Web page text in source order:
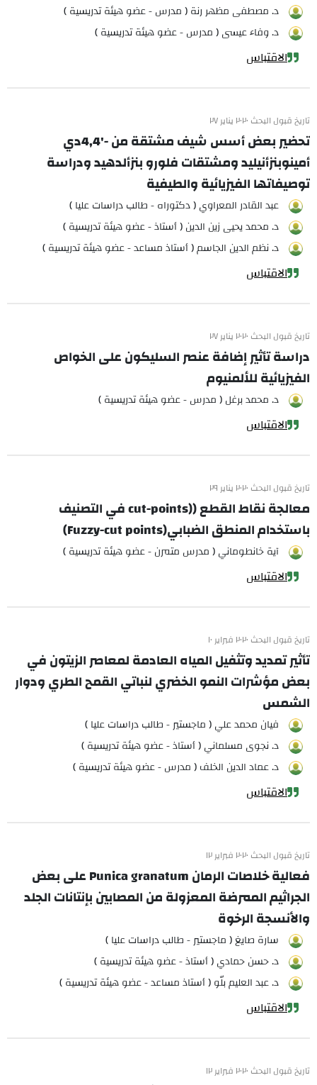
د. مصطفى مظهر رنة ( مدرس - عضو هيئة تدريسية )
د. وفاء عيسى ( مدرس - عضو هيئة تدريسية )
الاقتباس
تاريخ قبول البحث ٢٠٢٠ يناير ٢٧
تحضير بعض أسس شيف مشتقة من -'4,4دي
أمينوبنزأنيليد ومشتقات فلورو بنزألدهيد ودراسة
توصيفاتها الفيزيائية والطيفية
عبد القادر المعراوي ( دكتوراه - طالب دراسات عليا )
د. محمد يحيى زين الدين ( أستاذ - عضو هيئة تدريسية )
د. نظم الدين الجاسم ( أستاذ مساعد - عضو هيئة تدريسية )
الاقتباس
تاريخ قبول البحث ٢٠٢٠ يناير ٢٧
دراسة تأثير إضافة عنصر السليكون على الخواص
الفيزيائية للألمنيوم
د. محمد برغل ( مدرس - عضو هيئة تدريسية )
الاقتباس
تاريخ قبول البحث ٢٠٢٠ يناير ٢٩
معالجة نقاط القطع ((cut-points في التصنيف
باستخدام المنطق الضبابي(Fuzzy-cut points)
آية خانطوماني ( مدرس متمرن - عضو هيئة تدريسية )
الاقتباس
تاريخ قبول البحث ٢٠٢٠ فبراير ١٠
تأثير تمديد وتثفيل المياه العادمة لمعاصر الزيتون في
بعض مؤشرات النمو الخضري لنباتي القمح الطري ودوار
الشمس
فيان محمد علي ( ماجستير - طالب دراسات عليا )
د. نجوى مسلماني ( أستاذ - عضو هيئة تدريسية )
د. عماد الدين الخلف ( مدرس - عضو هيئة تدريسية )
الاقتباس
تاريخ قبول البحث ٢٠٢٠ فبراير ١٢
فعالية خلاصات الرمان Punica granatum على بعض
الجراثيم الممرضة المعزولة من المصابين بإنتانات الجلد
والأنسجة الرخوة
سارة صايغ ( ماجستير - طالب دراسات عليا )
د. حسن حمادي ( أستاذ - عضو هيئة تدريسية )
د. عبد العليم بلّو ( أستاذ مساعد - عضو هيئة تدريسية )
الاقتباس
تاريخ قبول البحث ٢٠٢٠ فبراير ١٢